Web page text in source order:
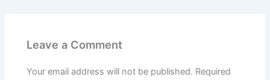
Leave a Comment
Your email address will not be published. Required